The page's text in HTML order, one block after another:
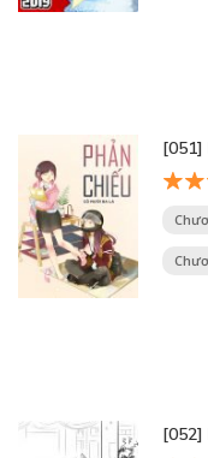
[051]
[052]